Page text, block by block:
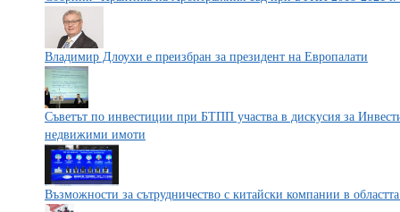
Владимир Длоухи е преизбран за президент на Европалати
Съветът по инвестиции при БТПП участва в дискусия за
недвижими имоти
Възможности за сътрудничество с китайски компании в